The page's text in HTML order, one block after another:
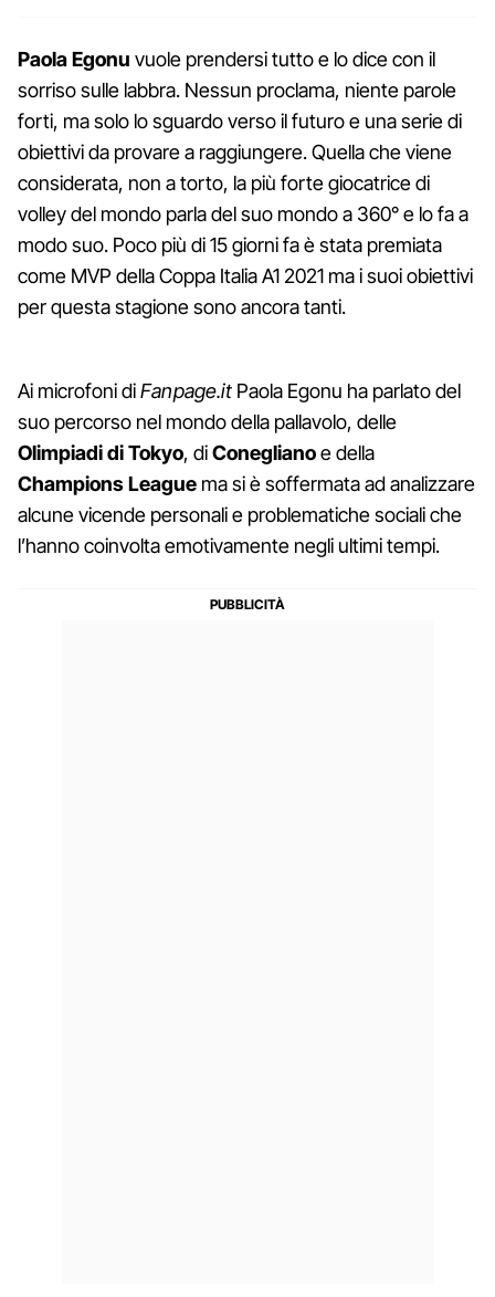
Paola Egonu vuole prendersi tutto e lo dice con il
sorriso sulle labbra. Nessun proclama, niente parole
forti, ma solo lo sguardo verso il futuro e una serie di
obiettivi da provare a raggiungere. Quella che viene
considerata, non a torto, la più forte giocatrice di
volley del mondo parla del suo mondo a 360° e lo fa a
modo suo. Poco più di 15 giorni fa è stata premiata
come MVP della Coppa Italia A1 2021 ma i suoi obiettivi
per questa stagione sono ancora tanti.
Ai microfoni diFanpage.itPaola Egonu ha parlato del
suo percorso nel mondo della pallavolo, delle
Olimpiadi di Tokyo, diConeglianoe della
Champions League ma si è soffermata ad analizzare
alcune vicende personali e problematiche sociali che
l’hanno coinvolta emotivamente negli ultimi tempi.